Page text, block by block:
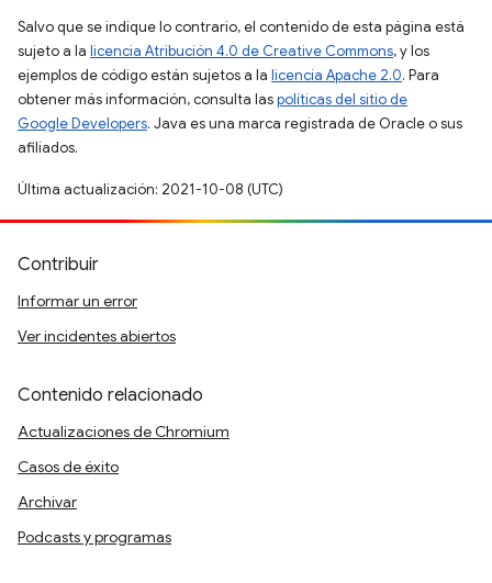
Salvo que se indique lo contrario, el contenido de esta página está
sujeto a la licencia Atribución 4.0 de Creative Commons, y los
ejemplos de código están sujetos a la licencia Apache 2.0. Para
obtener más información, consulta laspolíticas del sitio de
Google Developers. Java es una marca registrada de Oracle o sus
afiliados.
Última actualización: 2021-10-08 (UTC)
Contribuir
Informar un error
Ver incidentes abiertos
Contenido relacionado
Actualizaciones de Chromium
Casos de éxito
Archivar
Podcasts y programas